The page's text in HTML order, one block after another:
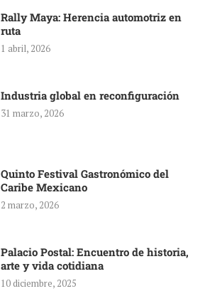
Rally Maya: Herencia automotriz en
ruta
1 abril, 2026
Industria global en reconfiguración
31 marzo, 2026
Quinto Festival Gastronómico del
Caribe Mexicano
2 marzo, 2026
Palacio Postal: Encuentro de historia,
arte y vida cotidiana
10 diciembre, 2025